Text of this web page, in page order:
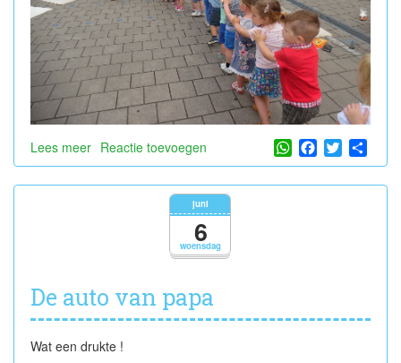
Lees meer over
Yoga
met
Reactie toevoegen WhatsApp
Facebook
Twitter
woensdag
juni
6
De auto van papa
Wat een drukte !